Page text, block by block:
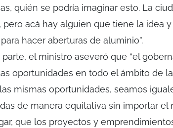
quién se podría imaginar esto. La
pero acá hay alguien que tiene la idea
hacer aberturas de aluminio”.
parte, el ministro aseveró que “el
oportunidades en todo el ámbito de
mismas oportunidades, seamos
de manera equitativa sin importar
que los proyectos y